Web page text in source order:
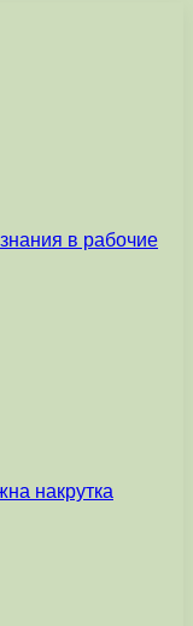
в рабочие
накрутка